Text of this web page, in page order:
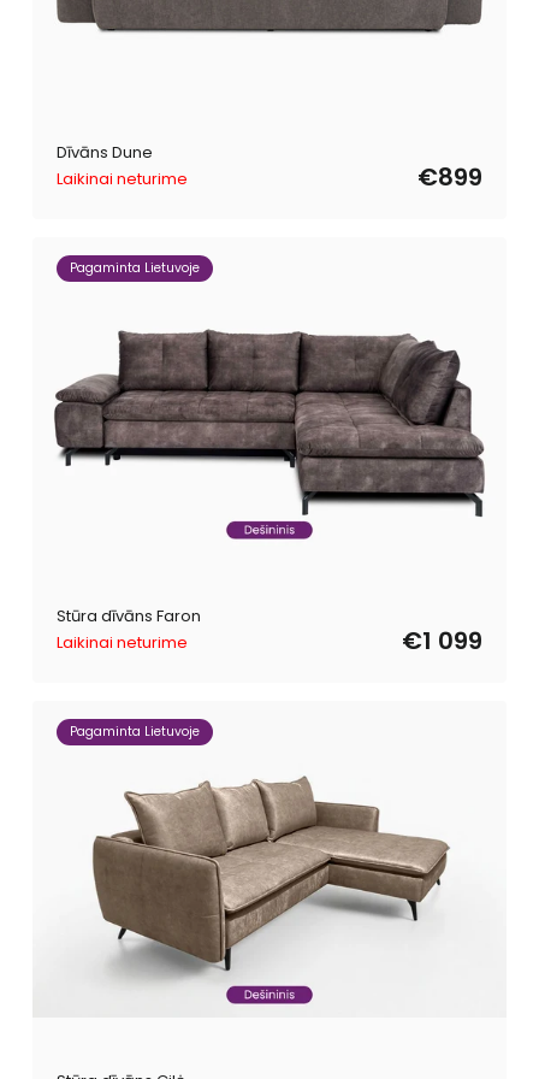
Dīvāns Dune
Laikinai neturime
€899
Pagaminta Lietuvoje
Stūra dīvāns Faron
Laikinai neturime
€1 099
Pagaminta Lietuvoje